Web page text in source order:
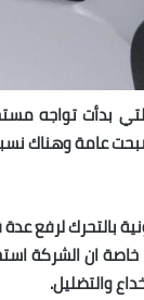
عامة وهناك
بالتحرك
ان الشركة
والتضليل.